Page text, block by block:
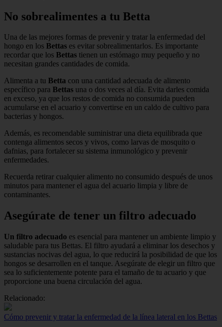
No sobrealimentes a tu Betta
Una de las mejores formas de prevenir y tratar la enfermedad del
hongo en los Bettas es evitar sobrealimentarlos. Es importante
recordar que los Bettas tienen un estómago muy pequeño y no
necesitan grandes cantidades de comida.
Alimenta a tu Betta con una cantidad adecuada de alimento
específico para Bettas una o dos veces al día. Evita darles comida
en exceso, ya que los restos de comida no consumida pueden
acumularse en el acuario y convertirse en un caldo de cultivo para
bacterias y hongos.
Además, es recomendable suministrar una dieta equilibrada que
contenga alimentos secos y vivos, como larvas de mosquito o
dafnias, para fortalecer su sistema inmunológico y prevenir
enfermedades.
Recuerda retirar cualquier alimento no consumido después de unos
minutos para mantener el agua del acuario limpia y libre de
contaminantes.
Asegúrate de tener un filtro adecuado
Un filtro adecuado es esencial para mantener un ambiente limpio y
saludable para tus Bettas. El filtro ayudará a eliminar los desechos y
sustancias nocivas del agua, lo que reducirá la posibilidad de que los
hongos se desarrollen en el tanque. Asegúrate de elegir un filtro que
sea lo suficientemente potente para el tamaño de tu acuario y que
proporcione una buena circulación del agua.
Relacionado:
Cómo prevenir y tratar la enfermedad de la línea lateral en los Bettas